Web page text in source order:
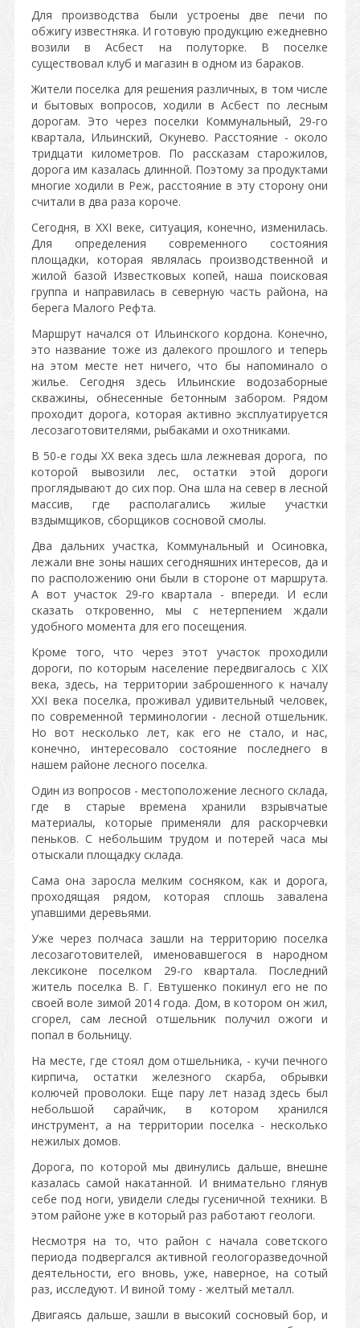
Для производства были устроены две печи по
обжигу известняка. И готовую продукцию ежедневно
возили в Асбест на полуторке. В поселке
существовал клуб и магазин в одном из бараков.
Жители поселка для решения различных, в том числе
и бытовых вопросов, ходили в Асбест по лесным
дорогам. Это через поселки Коммунальный, 29-го
квартала, Ильинский, Окунево. Расстояние - около
тридцати километров. По рассказам старожилов,
дорога им казалась длинной. Поэтому за продуктами
многие ходили в Реж, расстояние в эту сторону они
считали в два раза короче.
Сегодня, в XXI веке, ситуация, конечно, изменилась.
Для определения современного состояния
площадки, которая являлась производственной и
жилой базой Известковых копей, наша поисковая
группа и направилась в северную часть района, на
берега Малого Рефта.
Маршрут начался от Ильинского кордона. Конечно,
это название тоже из далекого прошлого и теперь
на этом месте нет ничего, что бы напоминало о
жилье. Сегодня здесь Ильинские водозаборные
скважины, обнесенные бетонным забором. Рядом
проходит дорога, которая активно эксплуатируется
лесозаготовителями, рыбаками и охотниками.
В 50-е годы XX века здесь шлалежневая дорога, по
которой вывозили лес, остаткиэтой дороги
проглядывают до сих пор. Она шла на север в лесной
массив, где располагались жилые участки
вздымщиков, сборщиков сосновой смолы.
Два дальних участка, Коммунальный и Осиновка,
лежали вне зоны наших сегодняшних интересов, да и
по расположению они были в стороне от маршрута.
А вот участок 29-го квартала - впереди. И если
сказать откровенно, мы с нетерпением ждали
удобного момента для его посещения.
Кроме того, что через этот участок проходили
дороги, по которым население передвигалось с XIX
века, здесь, на территории заброшенного к началу
XXI века поселка, проживал удивительный человек,
по современной терминологии - лесной отшельник.
Но вот несколько лет, как его не стало, и нас,
конечно, интересовало состояние последнего в
нашем районе лесного поселка.
Один из вопросов - местоположение лесного склада,
где в старые времена хранили взрывчатые
материалы, которые применяли для раскорчевки
пеньков. С небольшим трудом и потерей часа мы
отыскали площадку склада.
Сама она заросла мелким сосняком, как и дорога,
проходящая рядом, которая сплошь завалена
упавшими деревьями.
Уже через полчаса зашли на территорию поселка
лесозаготовителей, именовавшегося в народном
лексиконе поселком 29-го квартала. Последний
житель поселка В. Г. Евтушенко покинул его не по
своей воле зимой 2014 года. Дом, в котором он жил,
сгорел, сам лесной отшельник получил ожоги и
попал в больницу.
На месте, где стоял дом отшельника, - кучи печного
кирпича, остатки железного скарба, обрывки
колючей проволоки. Еще пару лет назад здесь был
небольшой сарайчик, в котором хранился
инструмент, а на территории поселка - несколько
нежилых домов.
Дорога, по которой мы двинулись дальше, внешне
казалась самой накатанной. И внимательно глянув
себе под ноги, увидели следы гусеничной техники. В
этом районе уже в который раз работают геологи.
Несмотря на то, что район с начала советского
периода подвергался активной геологоразведочной
деятельности, его вновь, уже, наверное, на сотый
раз, исследуют. И виной тому - желтый металл.
Двигаясь дальше, зашли в высокий сосновый бор, и